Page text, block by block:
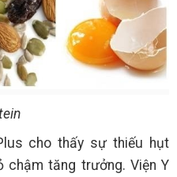
cho thấy sự thiếu hụt
chậm tăng trưởng. Viện Y